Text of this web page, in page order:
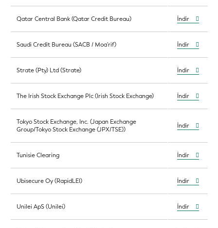
Qatar Central Bank (Qatar Credit Bureau) İndir
Saudi Credit Bureau (SACB / Moa'rif) İndir
Strate (Pty) Ltd (Strate) İndir
The Irish Stock Exchange Plc (Irish Stock Exchange) İndir
Tokyo Stock Exchange, Inc. (Japan Exchange
Group/Tokyo Stock Exchange (JPX/TSE))
İndir
Tunisie Clearing İndir
Ubisecure Oy (RapidLEI) İndir
Unilei ApS (Unilei) İndir